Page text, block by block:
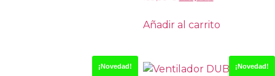
Añadir al carrito
¡Novedad! ¡Novedad!